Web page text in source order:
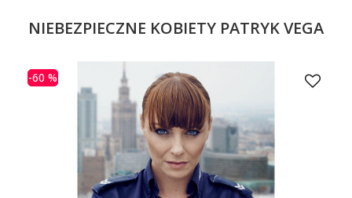
NIEBEZPIECZNE KOBIETY PATRYK VEGA
-60 %